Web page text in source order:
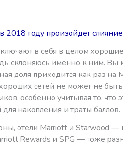
в 2018 году произойдет
в себя в целом
склоняюсь именно к ним. Вы
доля приходится как раз на
сетей не может не
особенно учитывая то, что
накопления и траты баллов.
отели Marriott и Starwood
Rewards и SPG — тоже